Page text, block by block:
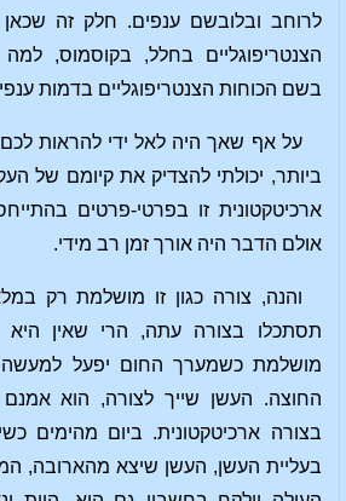
לרוחב ובלובשם ענפים. חלק זה
הצנטריפוגליים בחלל, בקוסמוס, למה
בשם הכוחות הצנטריפוגליים בדמות
על אף שאך היה לאל ידי להראות
ביותר, יכולתי להצדיק את קיומם של
ארכיטקטונית זו בפרטי-פרטים
אולם הדבר היה אורך זמן רב מידי.
והנה, צורה כגון זו מושלמת רק
תסתכלו בצורה עתה, הרי שאין
מושלמת כשמערך החום יפעל למעשה
החוצה. העשן שייך לצורה, הוא אמנם
בצורה ארכיטקטונית. ביום מהימים
בעליית העשן, העשן שיצא מהארובה,